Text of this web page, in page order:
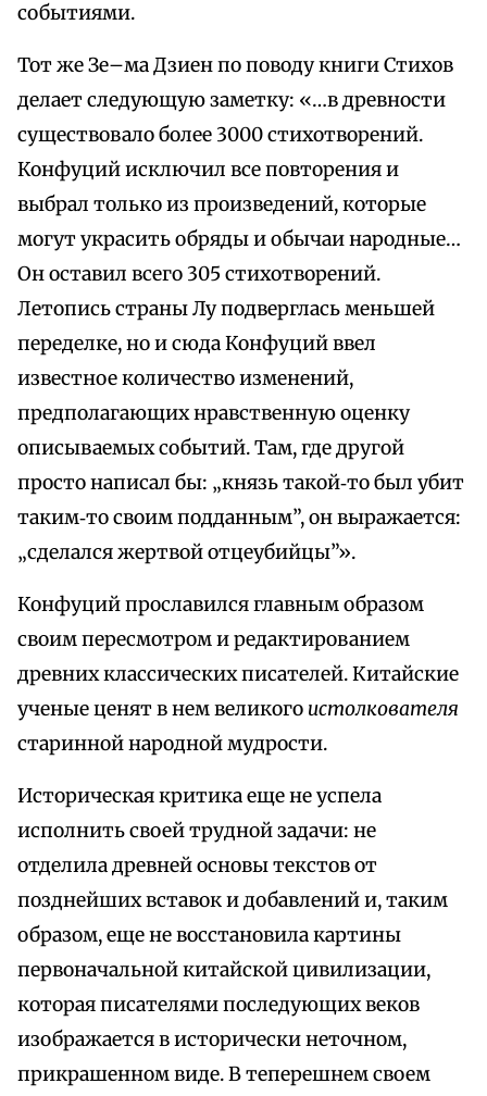
событиями.
Тот же Зе–ма Дзиен по поводу книги Стихов
делает следующую заметку: «…в древности
существовало более 3000 стихотворений.
Конфуций исключил все повторения и
выбрал только из произведений, которые
могут украсить обряды и обычаи народные…
Он оставил всего 305 стихотворений.
Летопись страны Лу подверглась меньшей
переделке, но и сюда Конфуций ввел
известное количество изменений,
предполагающих нравственную оценку
описываемых событий. Там, где другой
просто написал бы: „князь такой‑то был убит
таким‑то своим подданным”, он выражается:
„сделался жертвой отцеубийцы”».
Конфуций прославился главным образом
своим пересмотром и редактированием
древних классических писателей. Китайские
ученые ценят в нем великого истолкователя
старинной народной мудрости.
Историческая критика еще не успела
исполнить своей трудной задачи: не
отделила древней основы текстов от
позднейших вставок и добавлений и, таким
образом, еще не восстановила картины
первоначальной китайской цивилизации,
которая писателями последующих веков
изображается в исторически неточном,
прикрашенном виде. В теперешнем своем